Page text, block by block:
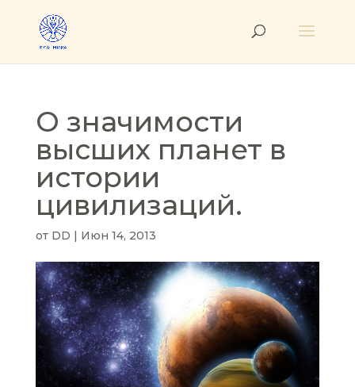
О значимости
высших планет в
истории
цивилизаций.
от DD | Июн 14, 2013